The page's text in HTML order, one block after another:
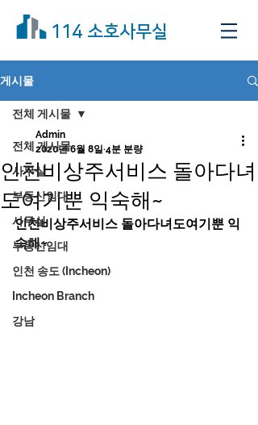
114 소호사무실
게시물
전체 게시물
사무실
부동산임대
사무실
부동산임대
인천 송도 (Incheon)
Incheon Branch
강남
전체 게시물
인천비상주서비스 돌아다녀
도여기뿐 익숙해~
Admin
2020년 6월 8일 4분 분량
인천비상주서비스 돌아다녀도여기뿐 익
숙해~